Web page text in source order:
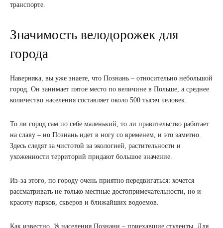
транспорте.
Значимость велодорожек для
города
Наверняка, вы уже знаете, что Познань – относительно небольшой
город. Он занимает пятое место по величине в Польше, а среднее
количество населения составляет около 500 тысяч человек.
То ли город сам по себе маленький, то ли правительство работает
на славу – но Познань идет в ногу со временем, и это заметно.
Здесь следят за чистотой за экологией, растительности и
ухоженности территорий придают большое значение.
Из-за этого, по городу очень приятно передвигаться: хочется
рассматривать не только местные достопримечательности, но и
красоту парков, скверов и ближайших водоемов.
Как известно, ⅕ населения Познани – приехавшие студенты. Для